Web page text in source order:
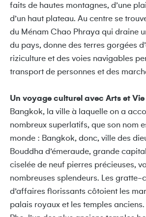
faits de hautes montagnes, d’une
d’un haut plateau. Au centre se
du Ménam Chao Phraya qui draine
du pays, donne des terres gorgées
riziculture et des voies navigables
transport de personnes et des
Un voyage culturel avec Arts et Vie
Bangkok, la ville à laquelle on a
nombreux superlatifs, que son nom
monde : Bangkok, donc, ville des
Bouddha d’émeraude, grande
ciselée de neuf pierres précieuses,
nombreuses splendeurs. Les gratte-
d’affaires florissants côtoient les
palais royaux et les temples